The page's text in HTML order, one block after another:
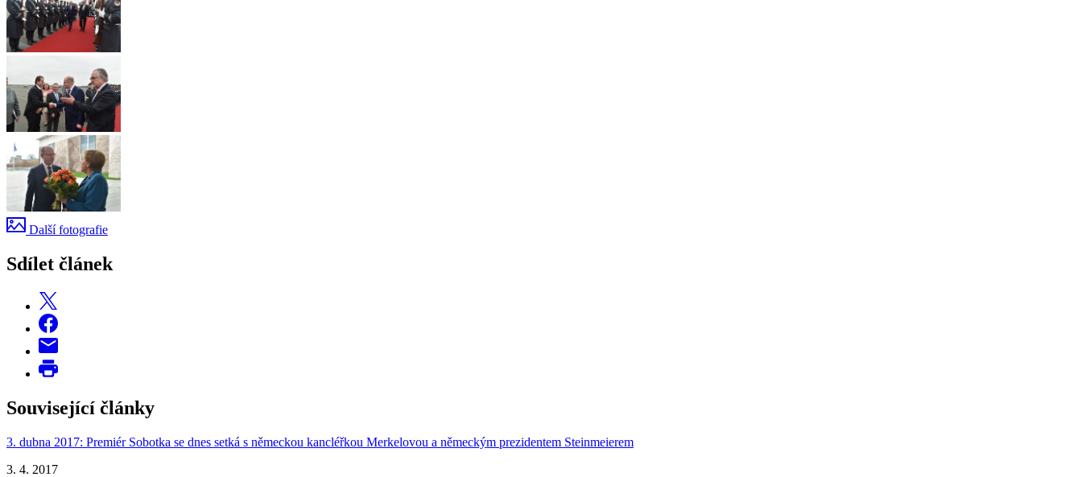
Další fotografie
Sdílet článek
Související články
3. dubna 2017: Premiér Sobotka se dnes setká s německou kancléřkou Merkelovou a německým prezidentem Steinmeierem
3. 4. 2017